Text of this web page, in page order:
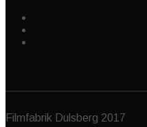
Filmfabrik Dulsberg 2017